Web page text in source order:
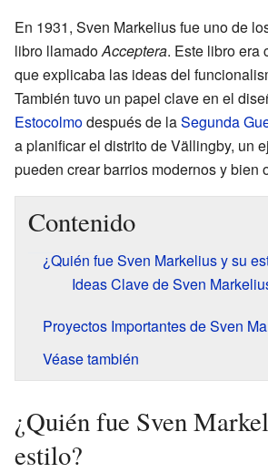
En 1931, Sven Markelius fue uno de
libro llamadoAcceptera. Este libro era
que explicaba las ideas del
También tuvo un papel clave en el
Estocolmodespués de laSegunda
a planificar el distrito de Vällingby, un
pueden crear barrios modernos y bien
Contenido
¿Quién fue Sven Markelius y su
Ideas Clave de Sven
Proyectos Importantes de Sven
Véase también
¿Quién fue Sven
estilo?